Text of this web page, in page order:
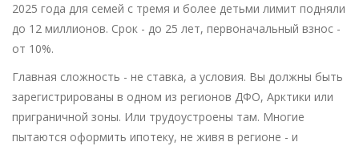
2025 года для семей с тремя и более детьми лимит подняли
до 12 миллионов. Срок - до 25 лет, первоначальный взнос -
от 10%.
Главная сложность - не ставка, а условия. Вы должны быть
зарегистрированы в одном из регионов ДФО, Арктики или
приграничной зоны. Или трудоустроены там. Многие
пытаются оформить ипотеку, не живя в регионе - и